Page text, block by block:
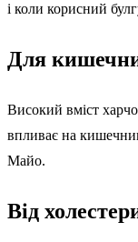
і коли корисний
Для
Високий вміст
впливає на
Майо.
Від